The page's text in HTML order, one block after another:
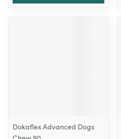
Dokaflex Advanced Dogs